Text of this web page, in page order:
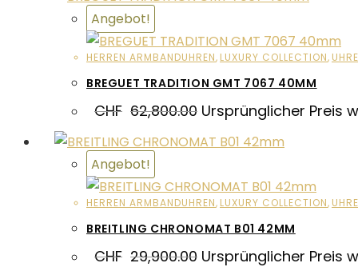
Angebot!
HERREN ARMBANDUHREN, LUXURY COLLECTION,
BREGUET TRADITION GMT 7067 40MM
CHF 62,800.00 Ursprünglicher Preis
Angebot!
HERREN ARMBANDUHREN, LUXURY COLLECTION,
BREITLING CHRONOMAT B01 42MM
CHF 29,900.00 Ursprünglicher Preis